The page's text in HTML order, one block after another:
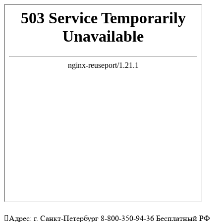
Адрес: г. Санкт-Петербург 8-800-350-94-36 Бесплатный РФ